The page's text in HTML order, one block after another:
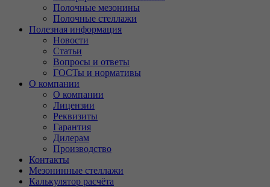
Полочные мезонины
Полочные стеллажи
Полезная информация
Новости
Статьи
Вопросы и ответы
ГОСТы и нормативы
О компании
О компании
Лицензии
Реквизиты
Гарантия
Дилерам
Производство
Контакты
Мезонинные стеллажи
Калькулятор расчёта